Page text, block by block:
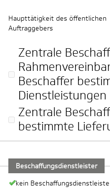
Haupttätigkeit des öffentlichen
Auftraggebers
Zentrale
Beschaffer
Zentrale
bestimmte
Beschaffungsdienstleister
kein